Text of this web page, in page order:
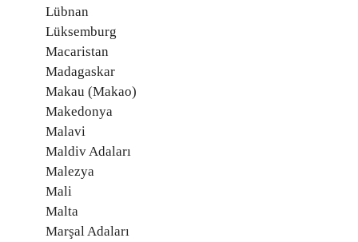
Lübnan
Lüksemburg
Macaristan
Madagaskar
Makau (Makao)
Makedonya
Malavi
Maldiv Adaları
Malezya
Mali
Malta
Marşal Adaları